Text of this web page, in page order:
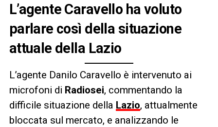
L’agente Caravello ha voluto
parlare così della situazione
attuale della Lazio
L’agente Danilo Caravello è intervenuto ai
microfoni di Radiosei, commentando la
difficile situazione della Lazio, attualmente
bloccata sul mercato, e analizzando le